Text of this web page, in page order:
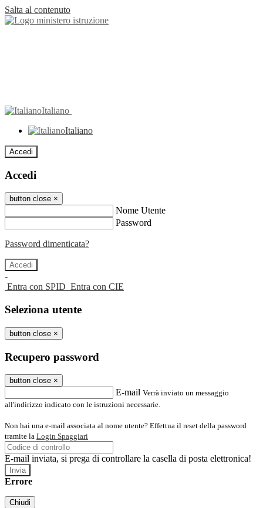
Salta al contenuto
Italiano
Italiano
Accedi
Accedi
button close ×
Nome Utente
Password
Password dimenticata?
-
Entra con SPID Entra con CIE
Seleziona utente
button close ×
Recupero password
button close ×
E-mail Verrà inviato un messaggio
all'indirizzo indicato con le istruzioni necessarie.
Non hai una e-mail associata al nome utente? Effettua il reset della password
tramite la Login Spaggiari
E-mail inviata, si prega di controllare la casella di posta elettronica!
Errore
Chiudi